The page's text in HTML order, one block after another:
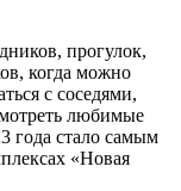
прогулок,
когда можно
с соседями,
любимые
года стало самым
«Новая